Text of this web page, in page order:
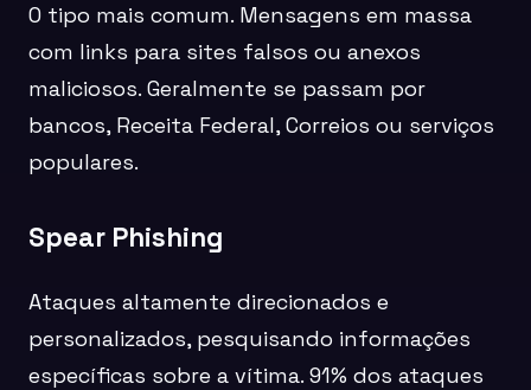
O tipo mais comum. Mensagens em massa
com links para sites falsos ou anexos
maliciosos. Geralmente se passam por
bancos, Receita Federal, Correios ou serviços
populares.
Spear Phishing
Ataques altamente direcionados e
personalizados, pesquisando informações
específicas sobre a vítima. 91% dos ataques